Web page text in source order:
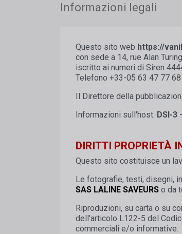
Informazioni legali
Questo sito web https://
con sede a 14, rue Alan
iscritto ai numeri di Siren
Telefono +33-05 63 47 77
Il Direttore della
Informazioni sull'host: DSI-3
DIRITTI PROPRIETÀ
Questo sito costituisce un
Le fotografie, testi, disegni,
SAS LALINE SAVEURS o da
Riproduzioni, su carta o su
dell'articolo L122-5 del
commerciali e/o informative.